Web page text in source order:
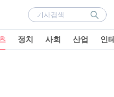
정치 사회 산업 인